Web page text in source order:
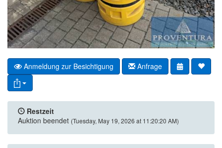
Anmeldung zur Besichtigung Anfrage
Restzeit
Auktion beendet (Tuesday, May 19, 2026 at 11:20:20 AM)